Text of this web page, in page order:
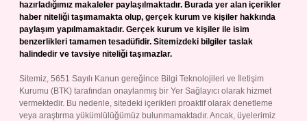
hazırladığımız makaleler paylaşılmaktadır. Burada yer alan içerikler
haber niteliği taşımamakta olup, gerçek kurum ve kişiler hakkında
paylaşım yapılmamaktadır. Gerçek kurum ve kişiler ile isim
benzerlikleri tamamen tesadüfidir. Sitemizdeki bilgiler taslak
halindedir ve tavsiye niteliği taşımazlar.
Sitemiz, 5651 Sayılı Kanun gereğince Bilgi Teknolojileri ve İletişim
Kurumu (BTK) tarafından onaylanmış bir Yer Sağlayıcı olarak hizmet
vermektedir. Bu nedenle, sitedeki içerikleri proaktif olarak denetleme
veya araştırma yükümlülüğümüz bulunmamaktadır. Ancak, üyelerimiz